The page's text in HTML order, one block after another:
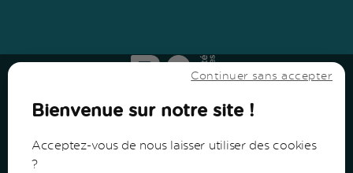
Continuer sans accepter
Bienvenue sur notre site !
Acceptez-vous de nous laisser utiliser des cookies
?